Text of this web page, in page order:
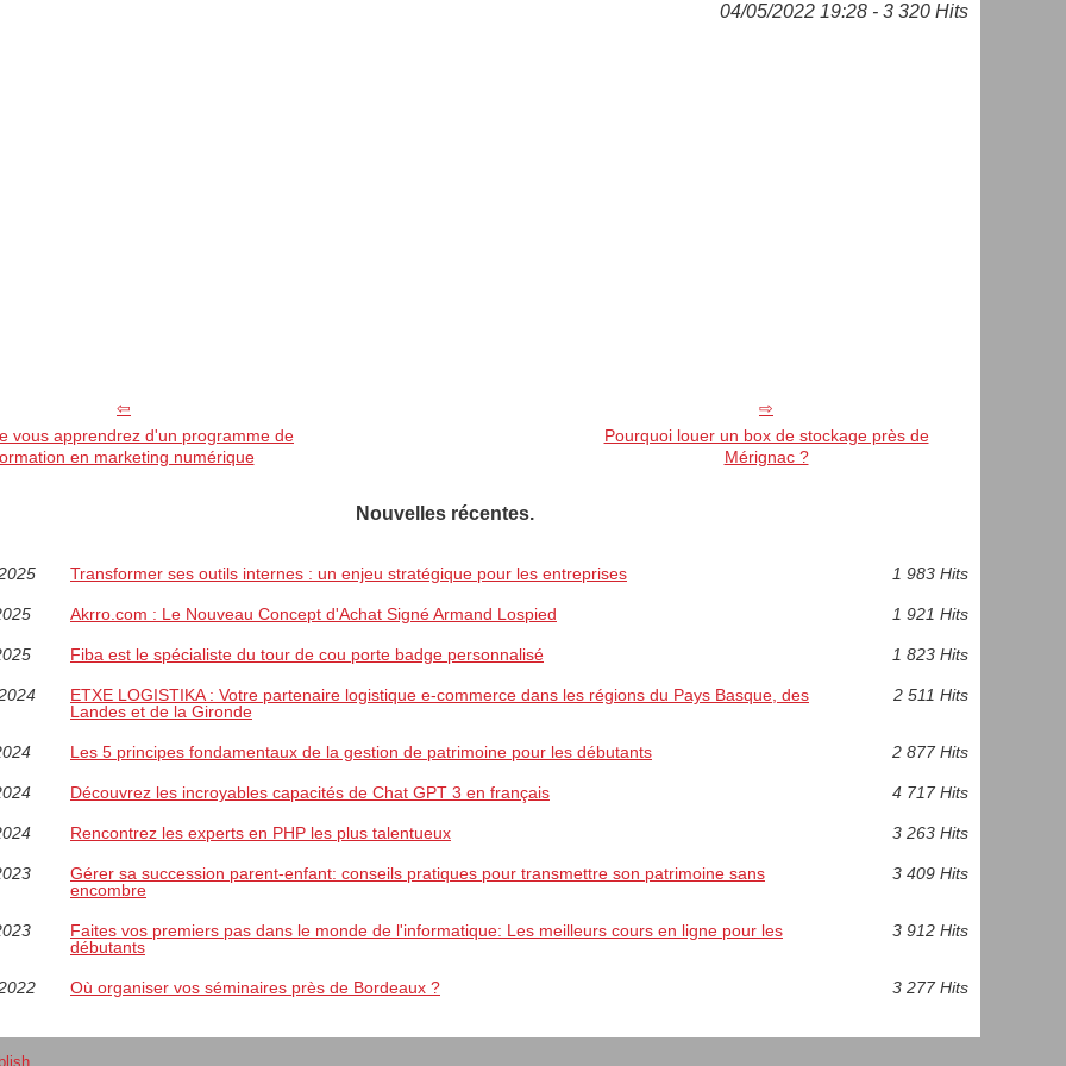
04/05/2022 19:28 - 3 320 Hits
vous apprendrez d'un programme de
en marketing numérique
Pourquoi louer un box de stockage près de
Mérignac ?
Nouvelles récentes.
Transformer ses outils internes : un enjeu stratégique pour les entreprises 1 983 Hits
Akrro.com : Le Nouveau Concept d'Achat Signé Armand Lospied 1 921 Hits
Fiba est le spécialiste du tour de cou porte badge personnalisé 1 823 Hits
ETXE LOGISTIKA : Votre partenaire logistique e-commerce dans les régions du Pays Basque, des
Landes et de la Gironde
2 511 Hits
Les 5 principes fondamentaux de la gestion de patrimoine pour les débutants 2 877 Hits
Découvrez les incroyables capacités de Chat GPT 3 en français 4 717 Hits
Rencontrez les experts en PHP les plus talentueux 3 263 Hits
Gérer sa succession parent-enfant: conseils pratiques pour transmettre son patrimoine sans
encombre
3 409 Hits
Faites vos premiers pas dans le monde de l'informatique: Les meilleurs cours en ligne pour les
débutants
3 912 Hits
Où organiser vos séminaires près de Bordeaux ? 3 277 Hits